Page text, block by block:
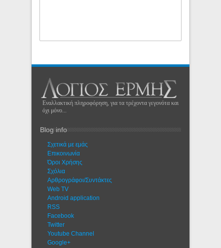
Εναλλακτική πληροφόρηση, για τα τρέχοντα γεγονότα και
όχι μόνο...
Blog info
Σχετικά με εμάς
Eπικοινωνία
Όροι Χρήσης
Σχόλια
Αρθρογράφοι/Συντάκτες
Web TV
Android application
RSS
Facebook
Twitter
Youtube Channel
Google+